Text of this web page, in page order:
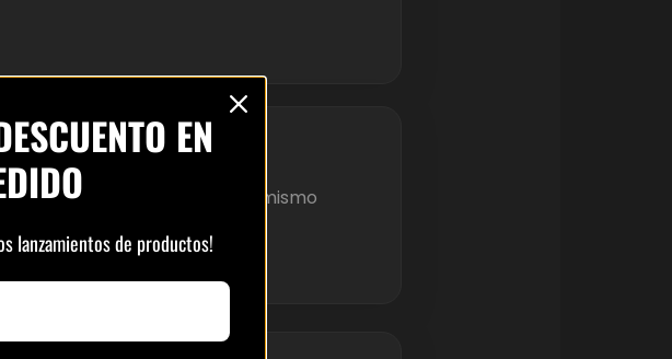
a 7 días laborales
a través del mismo
EN
lanzamientos de productos!